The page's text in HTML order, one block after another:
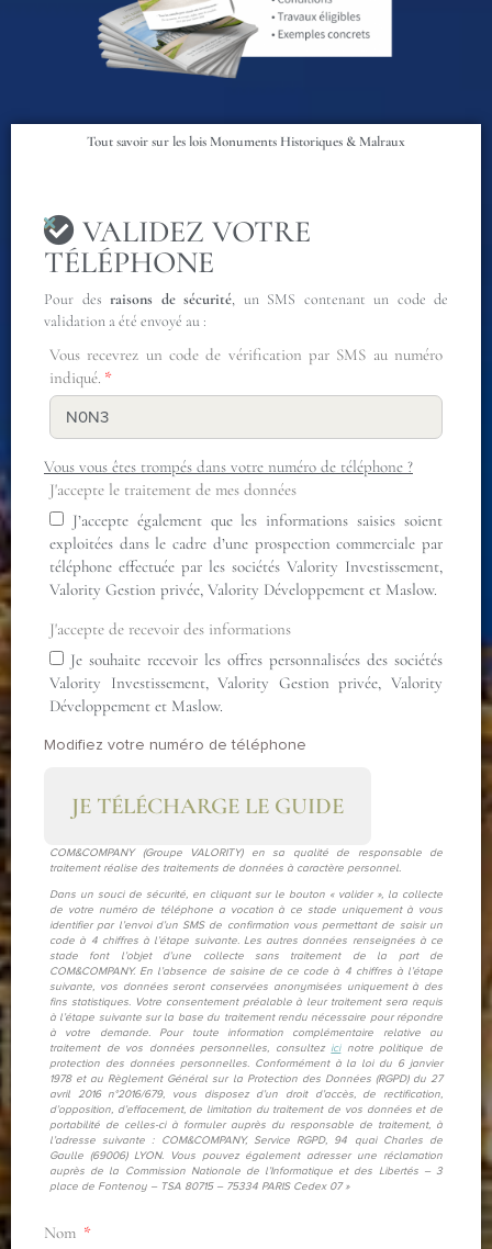
Tout savoir sur les lois Monuments Historiques & Malraux
VALIDEZ VOTRE
TÉLÉPHONE
Pour des raisons de sécurité, un SMS contenant un code de
validation a été envoyé au :
Vous recevrez un code de vérification par SMS au numéro
indiqué.
Vous vous êtes trompés dans votre numéro de téléphone ?
J'accepte le traitement de mes données
J’accepte également que les informations saisies soient
exploitées dans le cadre d’une prospection commerciale par
téléphone effectuée par les sociétés Valority Investissement,
Valority Gestion privée, Valority Développement et Maslow.
J'accepte de recevoir des informations
Je souhaite recevoir les offres personnalisées des sociétés
Valority Investissement, Valority Gestion privée, Valority
Développement et Maslow.
Modifiez votre numéro de téléphone
JE TÉLÉCHARGE LE GUIDE
COM&COMPANY (Groupe VALORITY) en sa qualité de responsable de
traitement réalise des traitements de données à caractère personnel.
Dans un souci de sécurité, en cliquant sur le bouton « valider », la collecte
de votre numéro de téléphone a vocation à ce stade uniquement à vous
identifier par l’envoi d’un SMS de confirmation vous permettant de saisir un
code à 4 chiffres à l’étape suivante. Les autres données renseignées à ce
stade font l’objet d’une collecte sans traitement de la part de
COM&COMPANY. En l’absence de saisine de ce code à 4 chiffres à l’étape
suivante, vos données seront conservées anonymisées uniquement à des
fins statistiques. Votre consentement préalable à leur traitement sera requis
à l’étape suivante sur la base du traitement rendu nécessaire pour répondre
à votre demande. Pour toute information complémentaire relative au
traitement de vos données personnelles, consultez icinotre politique de
protection des données personnelles. Conformément à la loi du 6 janvier
1978 et au Règlement Général sur la Protection des Données (RGPD) du 27
avril 2016 n°2016/679, vous disposez d’un droit d’accès, de rectification,
d’opposition, d’effacement, de limitation du traitement de vos données et de
portabilité de celles-ci à formuler auprès du responsable de traitement, à
l’adresse suivante : COM&COMPANY, Service RGPD, 94 quai Charles de
Gaulle (69006) LYON. Vous pouvez également adresser une réclamation
auprès de la Commission Nationale de l’Informatique et des Libertés – 3
place de Fontenoy – TSA 80715 – 75334 PARIS Cedex 07 »
Nom